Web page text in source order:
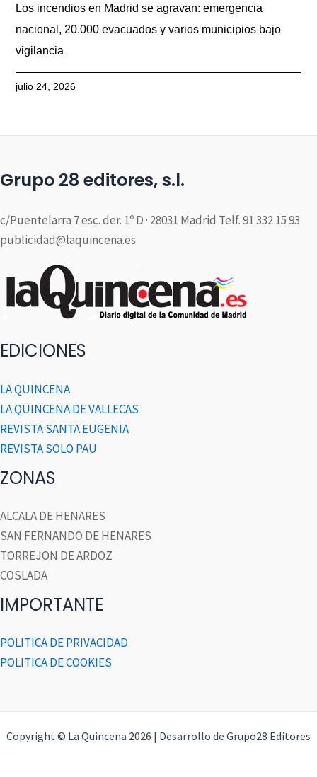
Los incendios en Madrid se agravan: emergencia
nacional, 20.000 evacuados y varios municipios bajo
vigilancia
julio 24, 2026
Grupo 28 editores, s.l.
c/Puentelarra 7 esc. der. 1º D · 28031 Madrid Telf. 91 332 15 93
publicidad@laquincena.es
EDICIONES
LA QUINCENA
LA QUINCENA DE VALLECAS
REVISTA SANTA EUGENIA
REVISTA SOLO PAU
ZONAS
ALCALA DE HENARES
SAN FERNANDO DE HENARES
TORREJON DE ARDOZ
COSLADA
IMPORTANTE
POLITICA DE PRIVACIDAD
POLITICA DE COOKIES
Copyright © La Quincena 2026 | Desarrollo de Grupo28 Editores